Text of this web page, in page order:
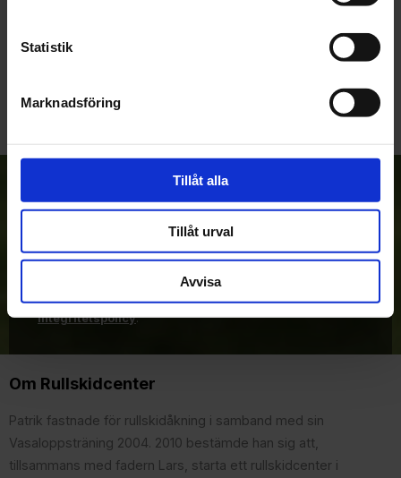
Statistik
Marknadsföring
Tillåt alla
Tillåt urval
Avvisa
Bli den första att lämna ett omdöme.
Dina personuppgifter behandlas i enlighet med vår
integritetspolicy.
Om Rullskidcenter
Patrik fastnade för rullskidåkning i samband med sin
Vasaloppsträning 2004. 2010 bestämde han sig att,
tillsammans med fadern Lars, starta ett rullskidcenter i